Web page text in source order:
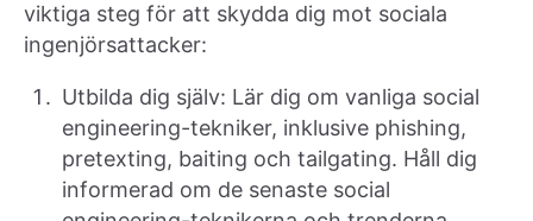
viktiga steg för att skydda dig mot sociala
ingenjörsattacker:
Utbilda dig själv: Lär dig om vanliga social
engineering-tekniker, inklusive phishing,
pretexting, baiting och tailgating. Håll dig
informerad om de senaste social